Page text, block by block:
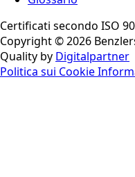
Certificati secondo ISO
Copyright © 2026
Quality by Digitalpartner
Politica sui Cookie